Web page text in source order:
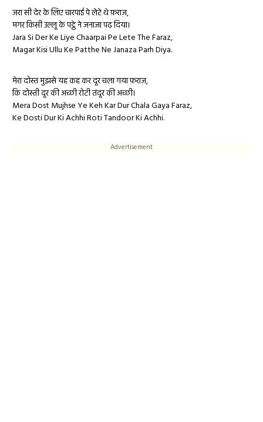
जरा सी देर के लिए चारपाई पे लेटे थे फ़राज़,
मगर किसी उल्लू के पट्ठे ने जनाजा पढ़ दिया।
Jara Si Der Ke Liye Chaarpai Pe Lete The Faraz,
Magar Kisi Ullu Ke Patthe Ne Janaza Parh Diya.
मेरा दोस्त मुझसे यह कह कर दूर चला गया फ़राज़,
कि दोस्ती दूर की अच्छी रोटी तंदूर की अच्छी।
Mera Dost Mujhse Ye Keh Kar Dur Chala Gaya Faraz,
Ke Dosti Dur Ki Achhi Roti Tandoor Ki Achhi.
Advertisement